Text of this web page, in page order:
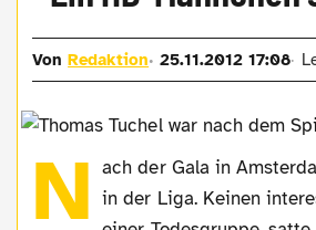
VonRedaktion 25.11.2012 17:08
N ach der Gala in
in der Liga. Keinen